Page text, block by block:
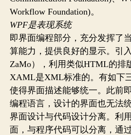
Workflow Foundation)。
WPF是表现系统
即界面编程部分，充分发挥了
算能力，提供良好的显示。引
ZaMo），利用类似HTML的排
XAML是XML标准的。有如下
使得界面描述能够统一。此前
编程语言，设计的界面也无法统
界面设计与代码设计分离。利
面，与程序代码可以分离，通